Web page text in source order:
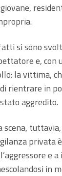
si sono
e, con
la vittima,
rientrare in
aggredito.
scena,
privata
e
in